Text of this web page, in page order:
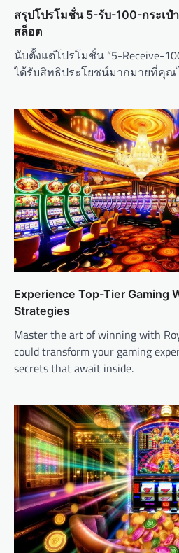
สรุปโปรโมชั่น 5-รับ-100-กระเป๋
สล็อต
นับตั้งแต่โปรโมชั่น “5-Receive-
ได้รับสิทธิประโยชน์มากมายที่คุณ
Experience Top-Tier Gaming
Strategies
Master the art of winning with
could transform your gaming
secrets that await inside.